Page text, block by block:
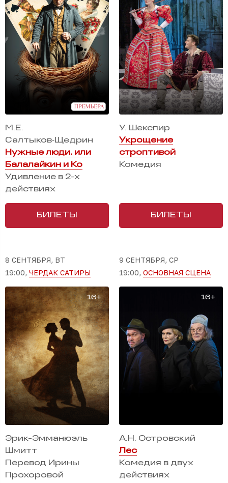
М.Е.
Салтыков‑Щедрин
Нужные люди, или
Балалайкин и Ко
Удивление в 2-х
действиях
БИЛЕТЫ
У. Шекспир
Укрощение
строптивой
Комедия
БИЛЕТЫ
8 СЕНТЯБРЯ, ВТ
19:00, ЧЕРДАК САТИРЫ
Эрик-Эмманюэль
Шмитт
Перевод Ирины
Прохоровой
9 СЕНТЯБРЯ, СР
19:00, ОСНОВНАЯ СЦЕНА
А.Н. Островский
Лес
Комедия в двух
действиях